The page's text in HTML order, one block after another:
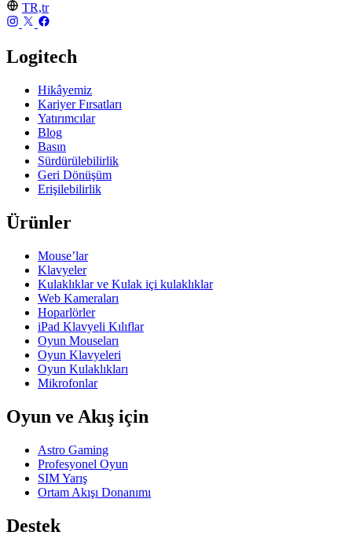
TR,tr
Logitech
Hikâyemiz
Kariyer Fırsatları
Yatırımcılar
Blog
Basın
Sürdürülebilirlik
Geri Dönüşüm
Erişilebilirlik
Ürünler
Mouse’lar
Klavyeler
Kulaklıklar ve Kulak içi kulaklıklar
Web Kameraları
Hoparlörler
iPad Klavyeli Kılıflar
Oyun Mouseları
Oyun Klavyeleri
Oyun Kulaklıkları
Mikrofonlar
Oyun ve Akış için
Astro Gaming
Profesyonel Oyun
SIM Yarış
Ortam Akışı Donanımı
Destek